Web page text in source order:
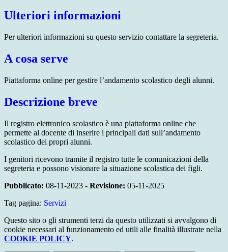
Ulteriori informazioni
Per ulteriori informazioni su questo servizio contattare la segreteria.
A cosa serve
Piattaforma online per gestire l’andamento scolastico degli alunni.
Descrizione breve
Il registro elettronico scolastico è una piattaforma online che
permette al docente di inserire i principali dati sull’andamento
scolastico dei propri alunni.
I genitori ricevono tramite il registro tutte le comunicazioni della
segreteria e possono visionare la situazione scolastica dei figli.
Pubblicato: 08-11-2023 - Revisione: 05-11-2025
Tag pagina: Servizi
Questo sito o gli strumenti terzi da questo utilizzati si avvalgono di
cookie necessari al funzionamento ed utili alle finalità illustrate nella
COOKIE POLICY.